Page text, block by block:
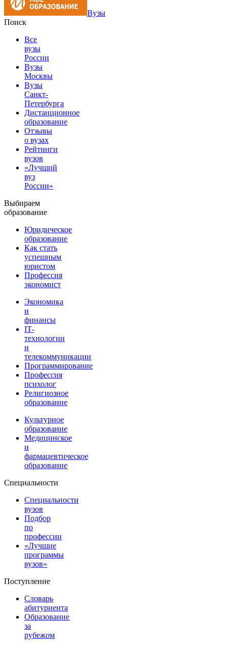
Вузы
Поиск
Все
вузы
России
Вузы
Москвы
Вузы
Санкт-
Петербурга
Дистанционное
образование
Отзывы
о вузах
Рейтинги
вузов
«Лучший
вуз
России»
Выбираем
образование
Юридическое
образование
Как стать
успешным
юристом
Профессия
экономист
Экономика
и
финансы
IT-
технологии
и
телекоммуникации
Программирование
Профессия
психолог
Религиозное
образование
Культурное
образование
Медицинское
и
фармацевтическое
образование
Специальности
Специальности
вузов
Подбор
по
профессии
«Лучшие
программы
вузов»
Поступление
Словарь
абитуриента
Образование
за
рубежом